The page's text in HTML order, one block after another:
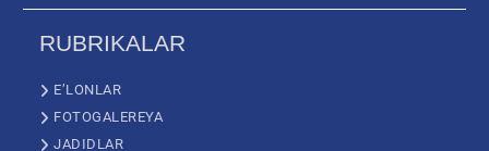
RUBRIKALAR
E’LONLAR
FOTOGALEREYA
JADIDLAR